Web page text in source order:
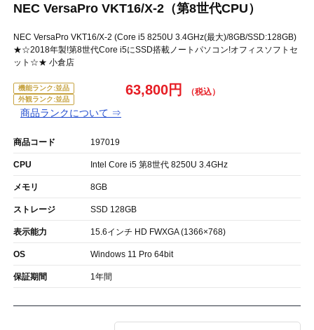
NEC VersaPro VKT16/X-2（第8世代CPU）
NEC VersaPro VKT16/X-2 (Core i5 8250U 3.4GHz(最大)/8GB/SSD:128GB)
★☆2018年製!第8世代Core i5にSSD搭載ノートパソコン!オフィスソフトセ
ット☆★ 小倉店
機能ランク:並品
外観ランク:並品
商品ランクについて ⇒
63,800円
商品コード 197019
CPU Intel Core i5 第8世代 8250U 3.4GHz
メモリ 8GB
ストレージ SSD 128GB
表示能力 15.6インチ HD FWXGA (1366×768)
OS Windows 11 Pro 64bit
保証期間 1年間